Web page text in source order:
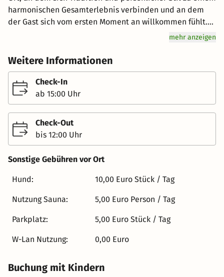
harmonischen Gesamterlebnis verbinden und an dem
der Gast sich vom ersten Moment an willkommen fühlt.
Nur wenige Schritte von der eindrucksvollen Landshuter
seine Gäste mit romantischem Flair und einer
Atmosphäre, die Wärme und Eleganz ausstrahlt. Seit
1906 steht der Fürstenhof für charmante Gastlichkeit mit
Charakter – stilvoll, authentisch und voller
Persönlichkeit. Die 22 Zimmer sind in warmen Farben
und edlen Holztönen gehalten und laden mit einer
gelungenen Mischung aus klassischer Behaglichkeit und
modernem Komfort zum Entspannen ein. Wer noch etwas
mehr Ruhe sucht, findet sie in der hauseigenen Sauna –
ein kleiner Rückzugsort für Körper und Geist
(Nutzungsgebühr: 5 €). Der Fürstenhof ist mehr als ein
Genießen.
mehr anzeigen
Weitere Informationen
Check-In
ab 15:00 Uhr
Check-Out
bis 12:00 Uhr
Sonstige Gebühren vor Ort
Hund: 10,00 Euro Stück / Tag
Nutzung Sauna: 5,00 Euro Person / Tag
Parkplatz: 5,00 Euro Stück / Tag
W-Lan Nutzung: 0,00 Euro
Buchung mit Kindern